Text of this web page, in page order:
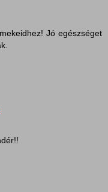
Jó egészséget